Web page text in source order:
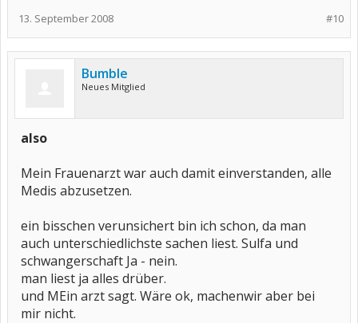
#10
13. September 2008
Bumble
Neues Mitglied
also
Mein Frauenarzt war auch damit einverstanden, alle
Medis abzusetzen.
ein bisschen verunsichert bin ich schon, da man
auch unterschiedlichste sachen liest. Sulfa und
schwangerschaft Ja - nein.
man liest ja alles drüber.
und MEin arzt sagt. Wäre ok, machenwir aber bei
mir nicht.